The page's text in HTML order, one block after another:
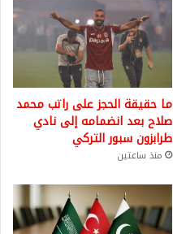
ما حقيقة الحجز على راتب محمد
صلاح بعد انضمامه إلى نادي
طرابزون سبور التركي
منذ ساعتين